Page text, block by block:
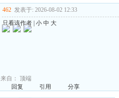
462 发表于: 2026-08-02 12:33
只看该作者 小 中 大
来自： 顶端
回复
引用 分享